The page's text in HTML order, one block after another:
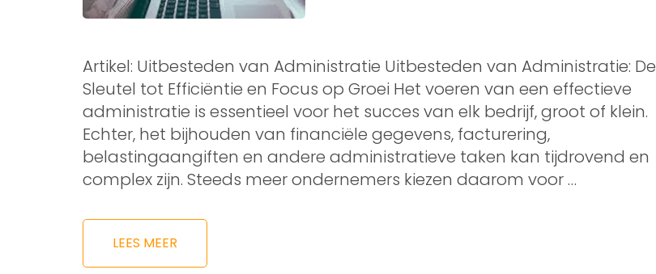
Artikel: Uitbesteden van Administratie Uitbesteden van Administratie: De
Sleutel tot Efficiëntie en Focus op Groei Het voeren van een effectieve
administratie is essentieel voor het succes van elk bedrijf, groot of klein.
Echter, het bijhouden van financiële gegevens, facturering,
belastingaangiften en andere administratieve taken kan tijdrovend en
complex zijn. Steeds meer ondernemers kiezen daarom voor …
LEES MEER